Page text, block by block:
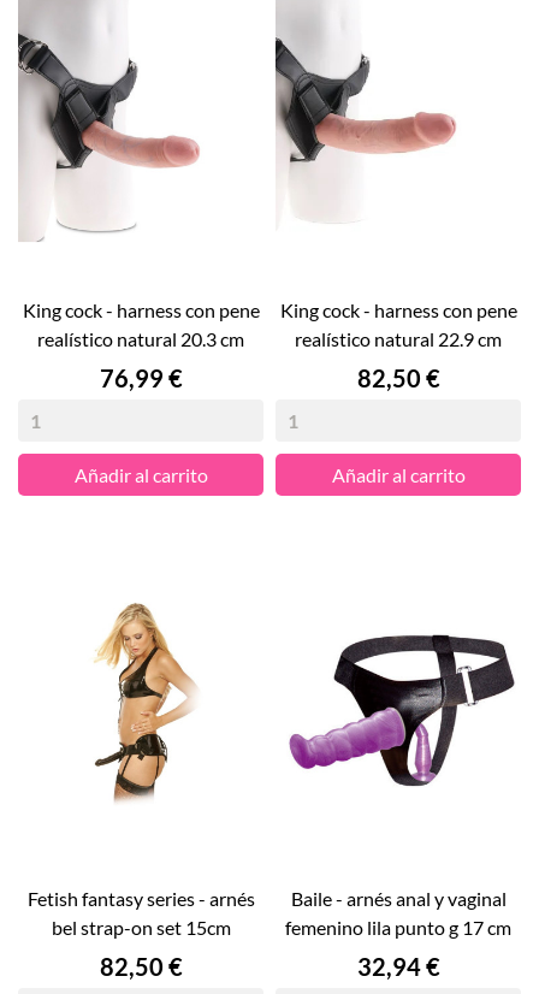
king cock - harness con pene
realístico natural 20.3 cm
Precio
76,99 €
Añadir al carrito
king cock - harness con pene
realístico natural 22.9 cm
Precio
82,50 €
Añadir al carrito
fetish fantasy series - arnés
bel strap-on set 15cm
Precio
82,50 €
baile - arnés anal y vaginal
femenino lila punto g 17 cm
Precio
32,94 €